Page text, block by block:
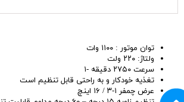
توان موتور : ۱۱۰۰ وات
ولتاژ: ۲۲۰ ولت
سرعت ۲۷۵۰ دقیقه -۱
تغذیه خودکار و به راحتی قابل تنظیم است
عرض چمفر ۱-۳ / ۱۶ اینچ